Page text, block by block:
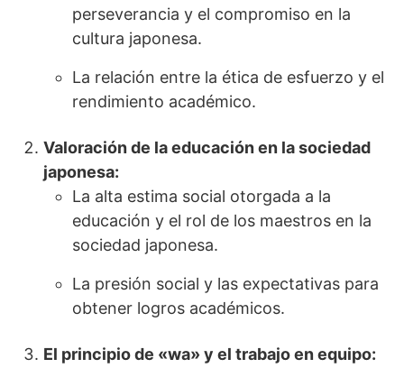
perseverancia y el compromiso en la
cultura japonesa.
La relación entre la ética de esfuerzo y el
rendimiento académico.
Valoración de la educación en la sociedad
japonesa:
La alta estima social otorgada a la
educación y el rol de los maestros en la
sociedad japonesa.
La presión social y las expectativas para
obtener logros académicos.
El principio de «wa» y el trabajo en equipo: